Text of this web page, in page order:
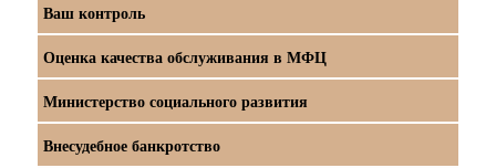
Ваш контроль
Оценка качества обслуживания в МФЦ
Министерство социального развития
Внесудебное банкротство